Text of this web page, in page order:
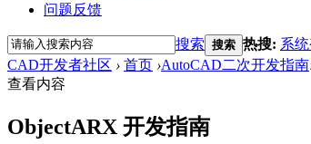
问题反馈
搜索 搜索 热搜: 系
CAD开发者社区 › 首页 ›AutoCAD二次开发指南
查看内容
ObjectARX 开发指南